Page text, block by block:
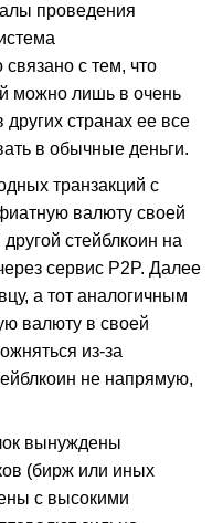
проведения
связано с тем, что
можно лишь в очень
других странах ее все
в обычные деньги.
транзакций с
валюту своей
стейблкоин на
сервис P2P. Далее
а тот аналогичным
валюту в своей
из-за
не напрямую,
вынуждены
(бирж или иных
с высокими